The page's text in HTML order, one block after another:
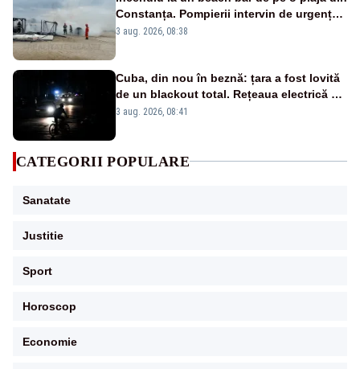
Constanța. Pompierii intervin de urgență -
VIDEO
3 aug. 2026, 08:38
Cuba, din nou în beznă: țara a fost lovită
de un blackout total. Rețeaua electrică s-
a prăbușit complet
3 aug. 2026, 08:41
CATEGORII POPULARE
Sanatate
Justitie
Sport
Horoscop
Economie